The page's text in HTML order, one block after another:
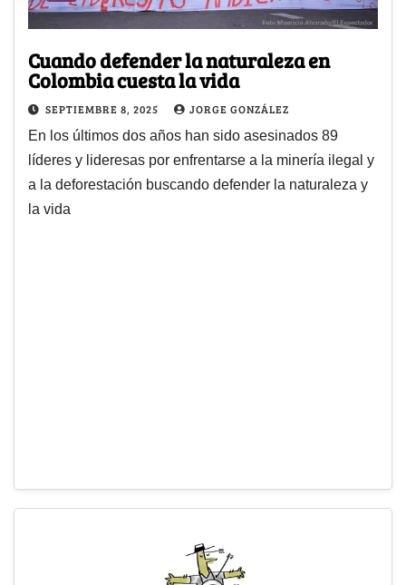
Cuando defender la naturaleza en
Colombia cuesta la vida
SEPTIEMBRE 8, 2025 JORGE GONZÁLEZ
En los últimos dos años han sido asesinados 89
líderes y lideresas por enfrentarse a la minería ilegal y
a la deforestación buscando defender la naturaleza y
la vida